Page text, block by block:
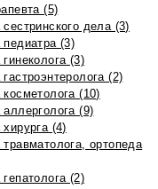
(5)
дела (3)
(3)
(3)
(2)
(10)
(9)
(4)
ортопеда
(2)